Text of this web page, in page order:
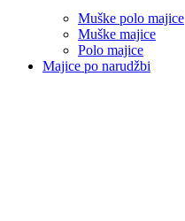
Muške polo majice
Muške majice
Polo majice
Majice po narudžbi